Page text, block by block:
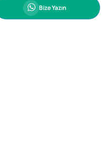
Whatsapp
Bize Yazın